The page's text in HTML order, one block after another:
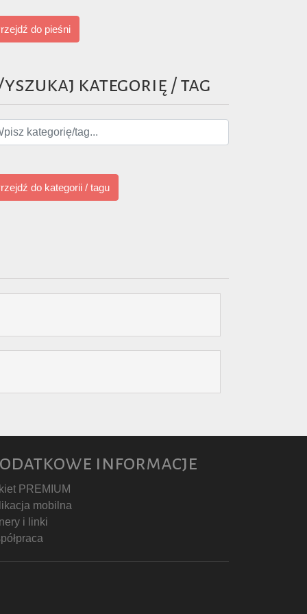
do pieśni
kategorię / tag
do kategorii / tagu
informacje
PREMIUM
mobilna
i linki